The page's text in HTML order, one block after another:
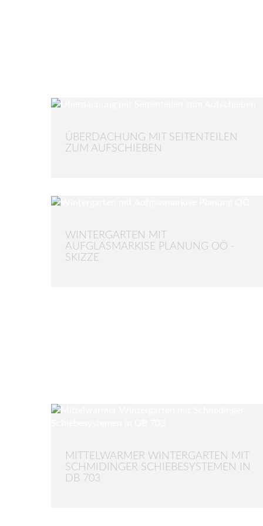
ÜBERDACHUNG MIT SEITENTEILEN
ZUM AUFSCHIEBEN
WINTERGARTEN MIT
AUFGLASMARKISE PLANUNG OÖ -
SKIZZE
MITTELWARMER WINTERGARTEN MIT
SCHMIDINGER SCHIEBESYSTEMEN IN
DB 703